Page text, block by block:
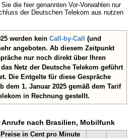
die hier genannten Vor-Vorwahlen nur
der Deutschen Telekom aus nutzen
werden kein Call-by-Call (und
angeboten. Ab diesem Zeitpunkt
nur noch direkt über Ihren
Netz der Deutsche Telekom geführt
Die Entgelte für diese Gespräche
dem 1. Januar 2025 gemäß dem Tarif
in Rechnung gestellt.
Anrufe nach Brasilien, Mobilfunk
Preise in Cent pro Minute